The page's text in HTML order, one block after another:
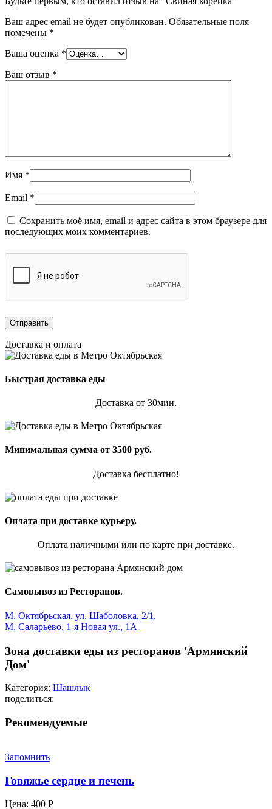
Ваш адрес email не будет опубликован. Обязательные поля
помечены *
Ваша оценка *
Ваш отзыв *
Имя *
Email *
Сохранить моё имя, email и адрес сайта в этом браузере для
последующих моих комментариев.
Доставка и оплата
Быстрая доставка еды
Доставка от 30мин.
Минимальная сумма от 3500 руб.
Доставка бесплатно!
Оплата при доставке курьеру.
Оплата наличными или по карте при доставке.
Самовывоз из Ресторанов.
М. Октябрьская, ул. Шаболовка, 2/1,
М. Саларьево, 1-я Новая ул., 1А
Зона доставки еды из ресторанов 'Армянский
Дом'
Категория: Шашлык
поделиться:
Рекомендуемые
Запомнить
Говяжье сердце и печень
Цена: 400 Р